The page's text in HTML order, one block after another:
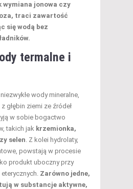
wymiana jonowa czy
traci zawartość
się wodą bez
termalne i
wody mineralne,
głębin ziemi ze źródeł
w sobie bogactwo
takich jak krzemionka,
selen. Z kolei hydrolaty,
powstają w procesie
produkt uboczny przy
Zarówno jedne,
w substancje aktywne,